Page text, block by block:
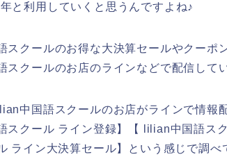
と利用していくと思うんですよね♪
スクールのお得な大決算セールやクーポ
クールのお店のラインなどで配信して
中国語スクールのお店がラインで情報
スクール ライン登録】【 lilian中国語ス
ライン大決算セール】という感じで調べ